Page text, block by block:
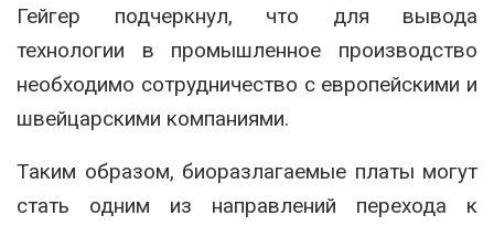
Гейгер подчеркнул, что для вывода
технологии в промышленное производство
необходимо сотрудничество с европейскими и
швейцарскими компаниями.
Таким образом, биоразлагаемые платы могут
стать одним из направлений перехода к